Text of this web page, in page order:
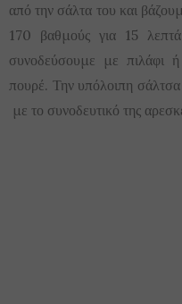
από την σάλτα του και
170 βαθμούς για 15
συνοδεύσουμε με πιλάφι
πουρέ. Την υπόλοιπη σάλτσα
με το συνοδευτικό της